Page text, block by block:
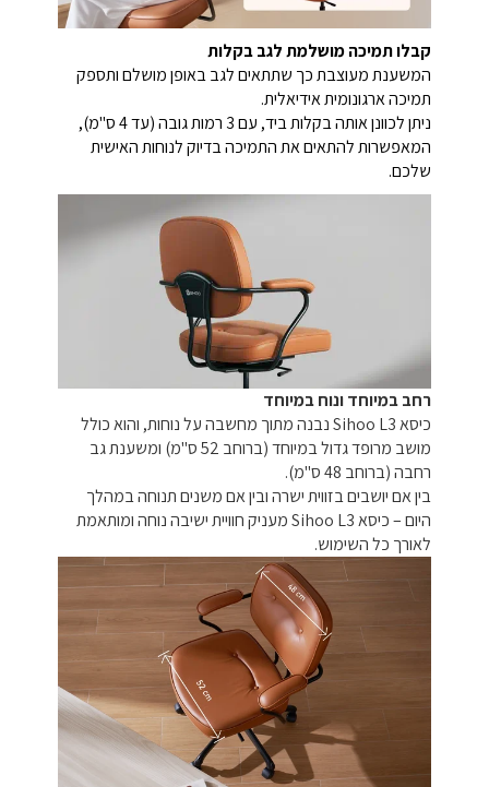
קבלו תמיכה מושלמת לגב בקלות
המשענת מעוצבת כך שתתאים לגב באופן מושלם ותספק
תמיכה ארגונומית אידיאלית.
ניתן לכוונן אותה בקלות ביד, עם 3 רמות גובה (עד 4 ס"מ),
המאפשרות להתאים את התמיכה בדיוק לנוחות האישית
שלכם.
רחב במיוחד ונוח במיוחד
כיסא Sihoo L3 נבנה מתוך מחשבה על נוחות, והוא כולל
מושב מרופד גדול במיוחד (ברוחב 52 ס"מ) ומשענת גב
רחבה (ברוחב 48 ס"מ).
בין אם יושבים בזווית ישרה ובין אם משנים תנוחה במהלך
היום – כיסא Sihoo L3 מעניק חוויית ישיבה נוחה ומותאמת
לאורך כל השימוש.